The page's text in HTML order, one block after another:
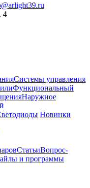
4
Системы управления
Функциональный
Наружное
Новинки
СтатьиВопрос-
и программы